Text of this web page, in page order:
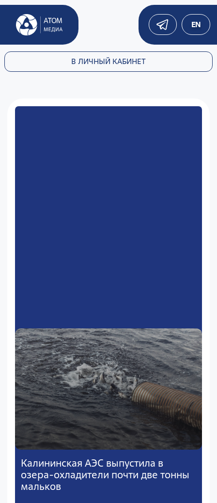
EN
В ЛИЧНЫЙ КАБИНЕТ
Калининская АЭС выпустила в
озера-охладители почти две тонны
мальков